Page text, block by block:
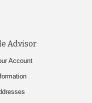
Advisor
Account